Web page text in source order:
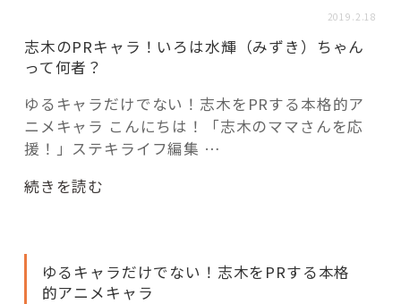
「モノ」
fleXe リノベ事例
コーディネーター紹介
2019.2.18
志木のPRキャラ！いろは水輝（みずき）ちゃん
って何者？
ゆるキャラだけでない！志木をPRする本格的ア
ニメキャラ こんにちは！「志木のママさんを応
援！」ステキライフ編集 …
“志
PR
続きを読む
ゆるキャラだけでない！志木をPRする本格
的アニメキャラ